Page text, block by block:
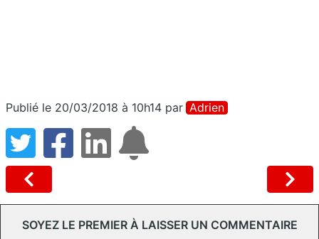
Publié le 20/03/2018 à 10h14 par Adrien
SOYEZ LE PREMIER À LAISSER UN COMMENTAIRE